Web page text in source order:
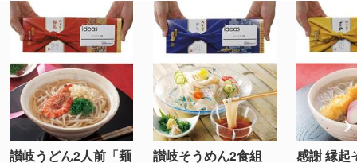
讃岐うどん2人前「麺
讃岐そうめん2食組
感謝 縁起